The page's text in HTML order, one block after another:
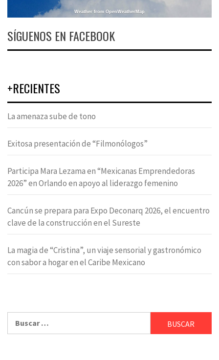
Weather from OpenWeatherMap
SÍGUENOS EN FACEBOOK
+RECIENTES
La amenaza sube de tono
Exitosa presentación de “Filmonólogos”
Participa Mara Lezama en “Mexicanas Emprendedoras
2026” en Orlando en apoyo al liderazgo femenino
Cancún se prepara para Expo Deconarq 2026, el encuentro
clave de la construcción en el Sureste
La magia de “Cristina”, un viaje sensorial y gastronómico
con sabor a hogar en el Caribe Mexicano